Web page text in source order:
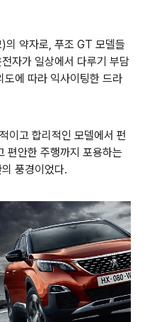
)의 약자로 푸조 GT 모델들
자가 일상에서 다루기 부담
도에 따라 익사이팅한 드라
이고 합리적인 모델에서 펀
편안한 주행까지 포용하는
풍경이었다.